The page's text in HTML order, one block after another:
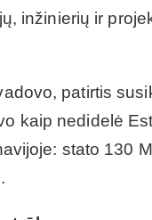
inžinierių ir
patirtis
kaip nedidelė
stato 130